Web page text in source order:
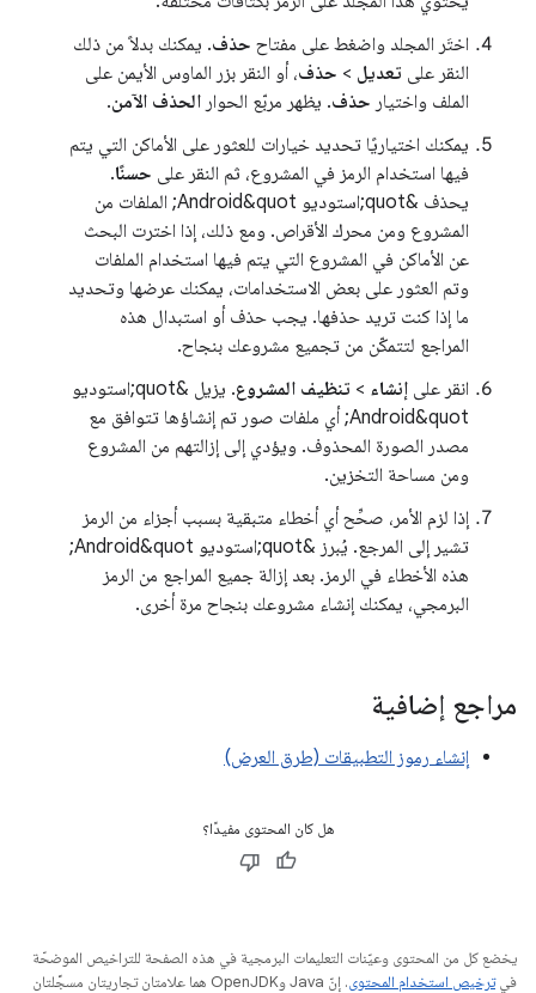
اختَر المجلد واضغط على مفتاح حذف. يمكنك بدلاً من ذلك
النقر على تعديل > حذف، أو النقر بزر الماوس الأيمن على
الملف واختيار حذف. يظهر مربّع الحوار الحذف الآمن.
يمكنك اختياريًا تحديد خيارات للعثور على الأماكن التي يتم
فيها استخدام الرمز في المشروع، ثم النقر على حسنًا.
يحذف &quot;استوديو Android&quot; الملفات من
المشروع ومن محرك الأقراص. ومع ذلك، إذا اخترت البحث
عن الأماكن في المشروع التي يتم فيها استخدام الملفات
وتم العثور على بعض الاستخدامات، يمكنك عرضها وتحديد
ما إذا كنت تريد حذفها. يجب حذف أو استبدال هذه
المراجع لتتمكّن من تجميع مشروعك بنجاح.
انقر على إنشاء > تنظيف المشروع
. يزيل &quot;استوديو
Android&quot; أي ملفات صور تم إنشاؤها تتوافق مع
مصدر الصورة المحذوف. ويؤدي إلى إزالتهم من المشروع
ومن مساحة التخزين.
إذا لزم الأمر، صحِّح أي أخطاء متبقية بسبب أجزاء من الرمز
تشير إلى المرجع. يُبرز &quot;استوديو Android&quot;
هذه الأخطاء في الرمز. بعد إزالة جميع المراجع من الرمز
البرمجي، يمكنك إنشاء مشروعك بنجاح مرة أخرى.
مراجع إضافية
إنشاء رموز التطبيقات (طرق العرض)
هل كان المحتوى مفيدًا؟
يخضع كل من المحتوى وعيّنات التعليمات البرمجية في هذه الصفحة للتراخيص الموضحّة
فيترخيص استخدام المحتوى
. إنّ Java وOpenJDK هما علامتان تجاريتان مسجَّلتان